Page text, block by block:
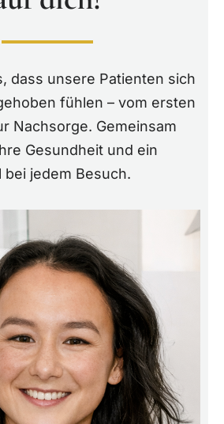
dass unsere Patienten sich
fühlen – vom ersten
Nachsorge. Gemeinsam
Gesundheit und ein
jedem Besuch.